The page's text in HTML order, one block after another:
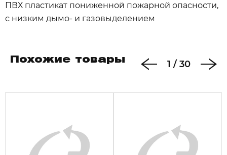
ПВХ пластикат пониженной пожарной опасности,
с низким дымо- и газовыделением
Похожие товары 1 / 30